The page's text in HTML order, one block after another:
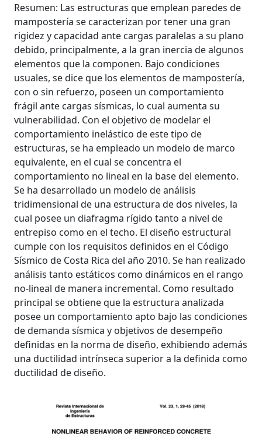
Resumen: Las estructuras que emplean paredes de
mampostería se caracterizan por tener una gran
rigidez y capacidad ante cargas paralelas a su plano
debido, principalmente, a la gran inercia de algunos
elementos que la componen. Bajo condiciones
usuales, se dice que los elementos de mampostería,
con o sin refuerzo, poseen un comportamiento
frágil ante cargas sísmicas, lo cual aumenta su
vulnerabilidad. Con el objetivo de modelar el
comportamiento inelástico de este tipo de
estructuras, se ha empleado un modelo de marco
equivalente, en el cual se concentra el
comportamiento no lineal en la base del elemento.
Se ha desarrollado un modelo de análisis
tridimensional de una estructura de dos niveles, la
cual posee un diafragma rígido tanto a nivel de
entrepiso como en el techo. El diseño estructural
cumple con los requisitos definidos en el Código
Sísmico de Costa Rica del año 2010. Se han realizado
análisis tanto estáticos como dinámicos en el rango
no-lineal de manera incremental. Como resultado
principal se obtiene que la estructura analizada
posee un comportamiento apto bajo las condiciones
de demanda sísmica y objetivos de desempeño
definidas en la norma de diseño, exhibiendo además
una ductilidad intrínseca superior a la definida como
ductilidad de diseño.